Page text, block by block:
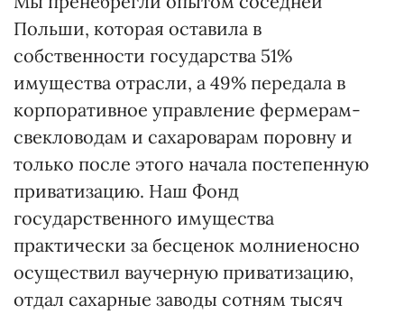
Польши, которая оставила в
собственности государства 51%
имущества отрасли, а 49% передала в
корпоративное управление фермерам-
свекловодам и сахароварам поровну и
только после этого начала постепенную
приватизацию. Наш Фонд
государственного имущества
практически за бесценок молниеносно
осуществил ваучерную приватизацию,
отдал сахарные заводы сотням тысяч